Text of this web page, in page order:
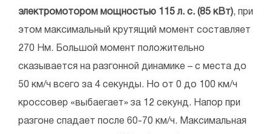
электромотором мощностью 115 л. с. (85 кВт), при
этом максимальный крутящий момент составляет
270 Нм. Большой момент положительно
сказывается на разгонной динамике – с места до
50 км/ч всего за 4 секунды. Но от 0 до 100 км/ч
кроссовер «выбаегает» за 12 секунд. Напор при
разгоне спадает после 60-70 км/ч. Максимальная